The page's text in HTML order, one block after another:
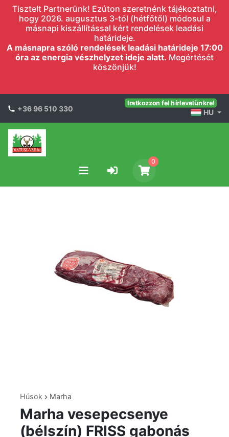
Tisztelt Partnerünk! Ezúton szeretnénk tájékoztatni,
hogy 2026. augusztus 3-tól (hétfőtől) módosul a
másnapi kiszállítással kért rendelések leadási
határideje.
A másnapra szóló rendelések leadási határideje 17:00
óra az energia vészhelyzet ideje alatt. Megértését
köszönjük!
+36 96 510 330
Iratkozzon fel hírlevelünkre!
HU
0
Húsok Marha
Marha vesepecsenye
(bélszín) FRISS gabonás